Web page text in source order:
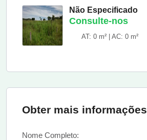
Não Especificado
Consulte-nos
AT: 0 m² | AC: 0 m²
Obter mais informações
Nome Completo: